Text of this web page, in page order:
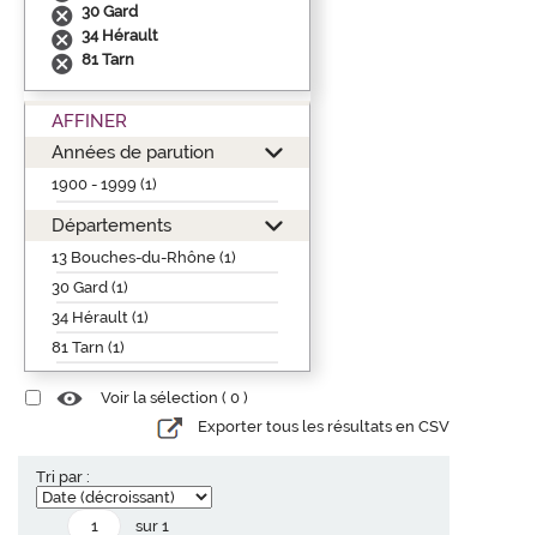
30 Gard
34 Hérault
81 Tarn
AFFINER
Années de parution
1900 - 1999 (1)
Départements
13 Bouches-du-Rhône (1)
30 Gard (1)
34 Hérault (1)
81 Tarn (1)
Voir la sélection ( 0 )
Exporter tous les résultats en CSV
Tri par :
sur 1